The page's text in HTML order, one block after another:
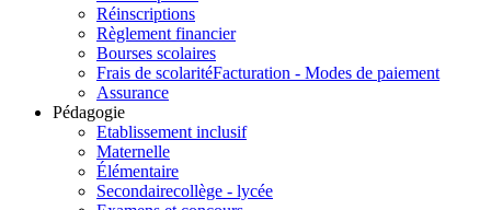
Réinscriptions
Règlement financier
Bourses scolaires
Frais de scolaritéFacturation - Modes de paiement
Assurance
Pédagogie
Etablissement inclusif
Maternelle
Élémentaire
Secondairecollège - lycée